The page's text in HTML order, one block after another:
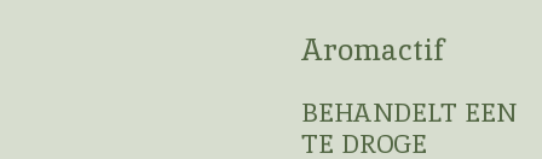
Aromactif
BEHANDELT EEN
TE DROGE